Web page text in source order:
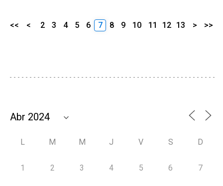
<< < 2 3 4 5 6 7 8 9 10 11 12 13 > >>
L M M J V S D
1 2 3 4 5 6 7